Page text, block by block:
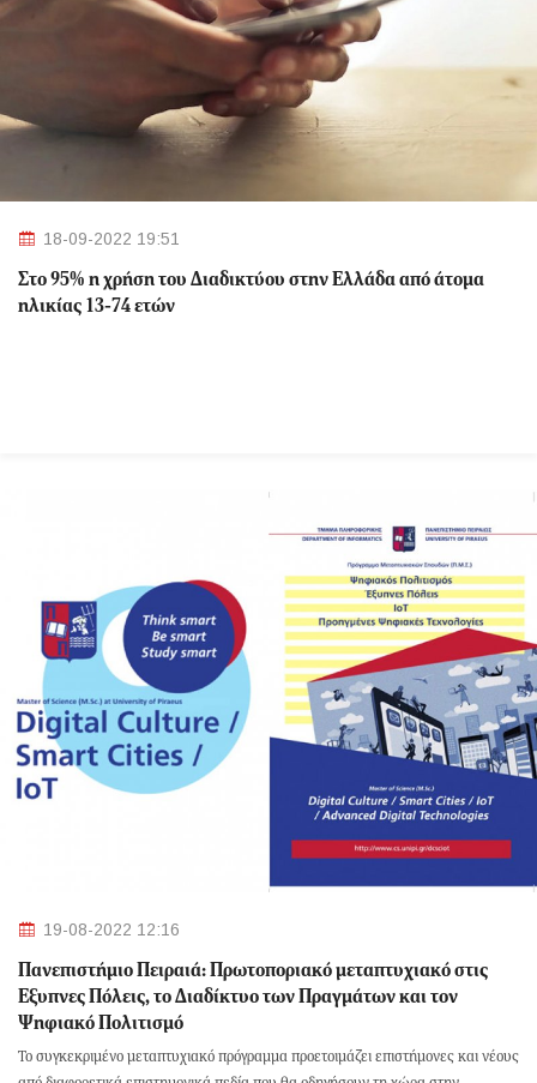
18-09-2022 19:51
Στο 95% η χρήση του Διαδικτύου στην Ελλάδα από άτομα
ηλικίας 13-74 ετών
19-08-2022 12:16
Πανεπιστήμιο Πειραιά: Πρωτοποριακό μεταπτυχιακό στις
Έξυπνες Πόλεις, το Διαδίκτυο των Πραγμάτων και τον
Ψηφιακό Πολιτισμό
Το συγκεκριμένο μεταπτυχιακό πρόγραμμα προετοιμάζει επιστήμονες και νέους